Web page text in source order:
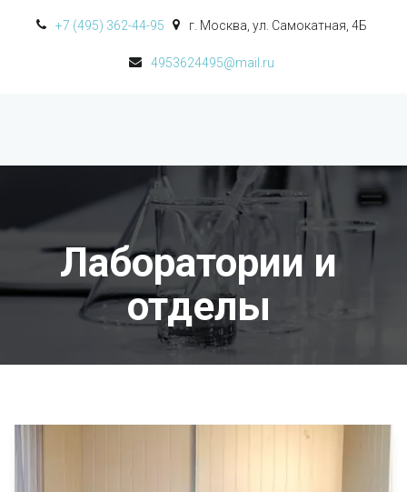
+7 (495) 362-44-95 г. Москва ул. Самокатная, 4Б
4953624495@mail.ru
Лаборатории и
отделы